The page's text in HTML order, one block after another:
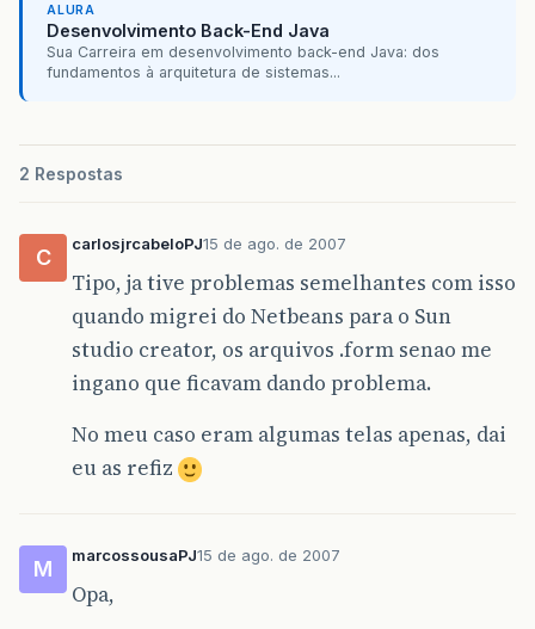
ALURA
Desenvolvimento Back-End Java
Sua Carreira em desenvolvimento back-end Java: dos
fundamentos à arquitetura de sistemas...
2 Respostas
C
carlosjrcabeloPJ15 de ago. de 2007
Tipo, ja tive problemas semelhantes com isso
quando migrei do Netbeans para o Sun
studio creator, os arquivos .form senao me
ingano que ficavam dando problema.
No meu caso eram algumas telas apenas, dai
eu as refiz
M
marcossousaPJ15 de ago. de 2007
Opa,